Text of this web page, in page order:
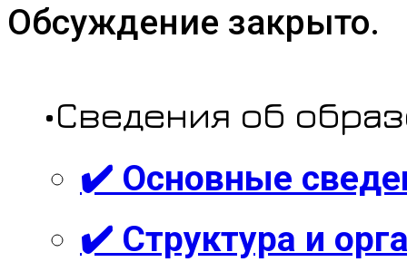
Обсуждение закрыто.
•Сведения об
✔️ Основные
✔️ Структура и